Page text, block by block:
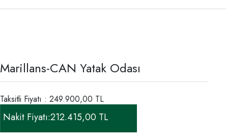
Marillans-CAN Yatak Odası
Taksitli Fiyatı : 249.900,00 TL
Nakit Fiyatı:212.415,00 TL